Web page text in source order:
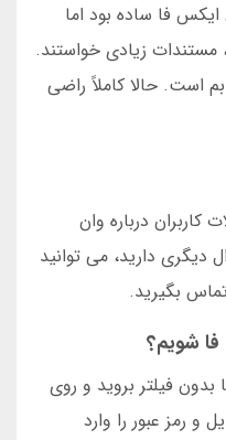
وان ایکس فا ساده بود اما
مستندات زیادی خواستند.
است. حالا کاملاً راضی
کاربران درباره وان
دارید، می توانید
بگیرید.
شویم؟
فیلتر بروید و روی
و رمز عبور را وارد